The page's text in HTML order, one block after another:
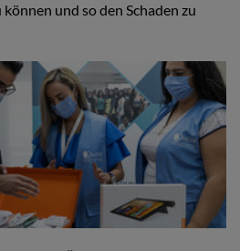
und so den Schaden zu